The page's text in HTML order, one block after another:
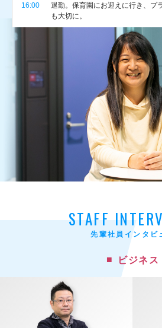
16:00
退勤。保育園にお迎えに行き、プ
も大切に。
STAFF
先輩社員インタビ
ビジネス